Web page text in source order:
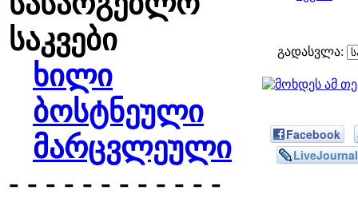
საკვები
ხილი
ბოსტნეული
მარცვლეული
- - - - - - - - - - - -
გადასვლა:
Facebook
LiveJournal